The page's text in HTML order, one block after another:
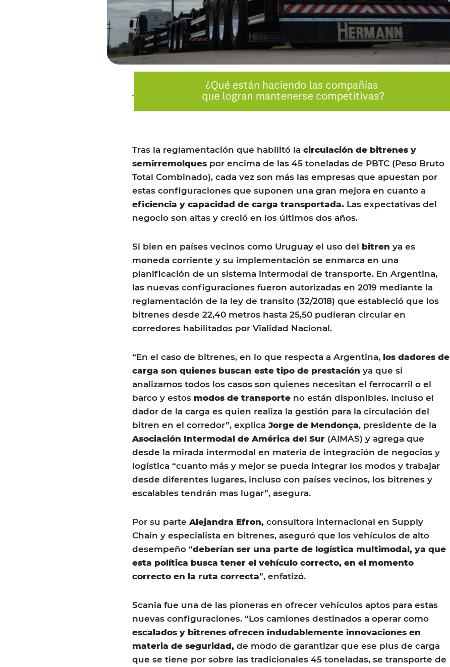
Tras la reglamentación que habilitó la circulación de bitrenes y
semirremolques por encima de las 45 toneladas de PBTC (Peso Bruto
Total Combinado), cada vez son más las empresas que apuestan por
estas configuraciones que suponen una gran mejora en cuanto a
eficiencia y capacidad de carga transportada. Las expectativas del
negocio son altas y creció en los últimos dos años.
Si bien en países vecinos como Uruguay el uso del bitren ya es
moneda corriente y su implementación se enmarca en una
planificación de un sistema intermodal de transporte. En Argentina,
las nuevas configuraciones fueron autorizadas en 2019 mediante la
reglamentación de la ley de transito (32/2018) que estableció que los
bitrenes desde 22,40 metros hasta 25,50 pudieran circular en
corredores habilitados por Vialidad Nacional.
“En el caso de bitrenes, en lo que respecta a Argentina, los dadores de
carga son quienes buscan este tipo de prestación ya que si
analizamos todos los casos son quienes necesitan el ferrocarril o el
barco y estos modos de transporte no están disponibles. Incluso el
dador de la carga es quien realiza la gestión para la circulación del
bitren en el corredor”, explicaJorge de Mendonça, presidente de la
Asociación Intermodal de América del Sur (AIMAS) y agrega que
desde la mirada intermodal en materia de integración de negocios y
logística “cuanto más y mejor se pueda integrar los modos y trabajar
desde diferentes lugares, incluso con países vecinos, los bitrenes y
escalables tendrán mas lugar”, asegura.
Por su parte Alejandra Efron, consultora internacional en Supply
Chain y especialista en bitrenes, aseguró que los vehículos de alto
desempeño “deberían ser una parte de logística multimodal, ya que
esta política busca tener el vehículo correcto, en el momento
correcto en la ruta correcta”, enfatizó.
Scania fue una de las pioneras en ofrecer vehículos aptos para estas
nuevas configuraciones. “Los camiones destinados a operar como
escalados y bitrenes ofrecen indudablemente innovaciones en
materia de seguridad, de modo de garantizar que ese plus de carga
que se tiene por sobre las tradicionales 45 toneladas, se transporte de